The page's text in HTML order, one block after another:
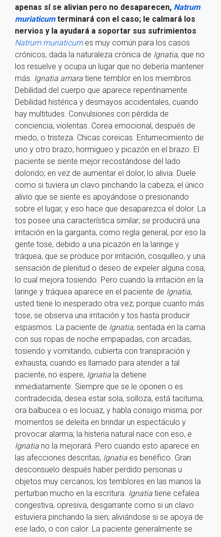
apenas sí se alivian pero no desaparecen, Natrum
muriaticumterminará con el caso; le calmará los
nervios y la ayudará a soportar sus sufrimientos.
Natrum muriaticumes muy común para los casos
crónicos, dada la naturaleza crónica de Ignatia, que no
los resuelve y ocupa un lugar que no debería mantener
más. Ignatia amara tiene temblor en los miembros.
Debilidad del cuerpo que aparece repentinamente.
Debilidad histérica y desmayos accidentales, cuando
hay multitudes. Convulsiones con pérdida de
conciencia, violentas. Corea emocional, después de
miedo, o tristeza. Chicas coreicas. Entumecimiento de
uno y otro brazo; hormigueo y picazón en el brazo. El
paciente se siente mejor recostándose del lado
dolorido; en vez de aumentar el dolor, lo alivia. Duele
como si tuviera un clavo pinchando la cabeza; el único
alivio que se siente es apoyándose o presionando
sobre el lugar, y eso hace que desaparezca el dolor. La
tos posee una característica similar; se producirá una
irritación en la garganta, como regla general, por eso la
gente tose, debido a una picazón en la laringe y
tráquea, que se produce por irritación, cosquilleo, y una
sensación de plenitud o deseo de expeler alguna cosa,
lo cual mejora tosiendo. Pero cuando la irritación en la
laringe y tráquea aparece en el paciente de Ignatia,
usted tiene lo inesperado otra vez; porque cuanto más
tose, se observa una irritación y tos hasta producir
espasmos. La paciente de Ignatia, sentada en la cama
con sus ropas de noche empapadas, con arcadas,
tosiendo y vomitando, cubierta con transpiración y
exhausta; cuando es llamado para atender a tal
paciente, no espere, Ignatia la detiene
inmediatamente. Siempre que se le oponen o es
contradecida, desea estar sola, solloza, está taciturna;
ora balbucea o es locuaz, y habla consigo misma; por
momentos se deleita en brindar un espectáculo y
provocar alarma; la histeria natural nace con eso, e
Ignatia no la mejorará. Pero cuando esto aparece en
las afecciones descritas, Ignatia es benéfico. Gran
desconsuelo después haber perdido personas u
objetos muy cercanos; los temblores en las manos la
perturban mucho en la escritura. Ignatia tiene cefalea
congestiva, opresiva, desgarrante como si un clavo
estuviera pinchando la sien; aliviándose si se apoya de
ese lado, o con calor. La paciente generalmente se